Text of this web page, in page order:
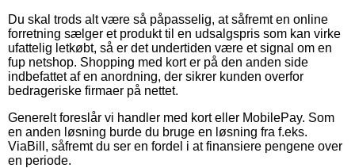
Du skal trods alt være så påpasselig, at såfremt en online
forretning sælger et produkt til en udsalgspris som kan virke
ufattelig letkøbt, så er det undertiden være et signal om en
fup netshop. Shopping med kort er på den anden side
indbefattet af en anordning, der sikrer kunden overfor
bedrageriske firmaer på nettet.
Generelt foreslår vi handler med kort eller MobilePay. Som
en anden løsning burde du bruge en løsning fra f.eks.
ViaBill, såfremt du ser en fordel i at finansiere pengene over
en periode.